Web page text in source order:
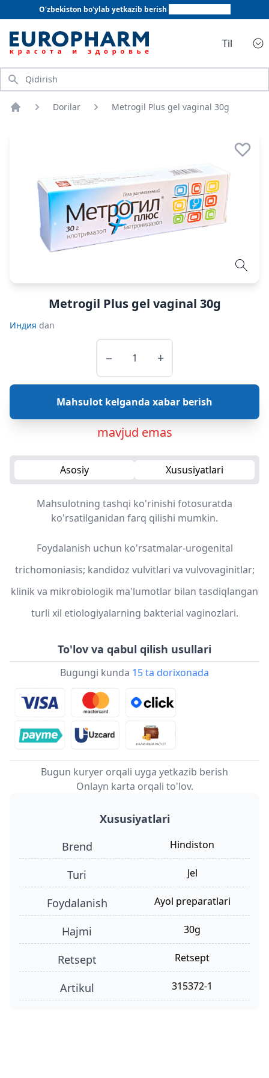
O'zbekiston bo'ylab yetkazib berish
Til
Qidirish
Dorilar Metrogil Plus gel vaginal 30g
Metrogil Plus gel vaginal 30g
Индия dan
− +
Mahsulot kelganda xabar berish
mavjud emas
Asosiy Xususiyatlari
Mahsulotning tashqi ko'rinishi fotosuratda
ko'rsatilganidan farq qilishi mumkin.
Foydalanish uchun ko'rsatmalar-urogenital
trichomoniasis; kandidoz vulvitlari va vulvovaginitlar;
klinik va mikrobiologik ma'lumotlar bilan tasdiqlangan
turli xil etiologiyalarning bakterial vaginozlari.
To'lov va qabul qilish usullari
Bugungi kunda 15 ta dorixonada
Bugun kuryer orqali uyga yetkazib berish
Onlayn karta orqali to'lov.
Xususiyatlari
Brend
Hindiston
turi jel
foydalanish ayol preparatlari
hajmi 30g
retsept retsept
Artikul 315372-1